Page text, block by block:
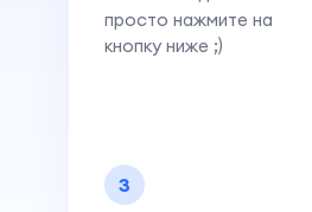
просто нажмите на
кнопку ниже ;)
3